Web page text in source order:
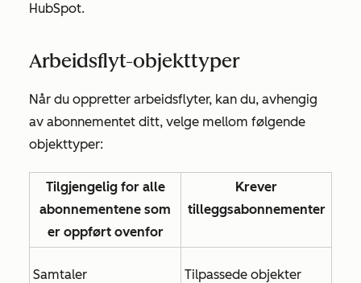
HubSpot.
Arbeidsflyt-objekttyper
Når du oppretter arbeidsflyter, kan du, avhengig
av abonnementet ditt, velge mellom følgende
objekttyper:
Tilgjengelig for alle
abonnementene som
er oppført ovenfor
Krever
tilleggsabonnementer
Samtaler
Tilpassede objekter